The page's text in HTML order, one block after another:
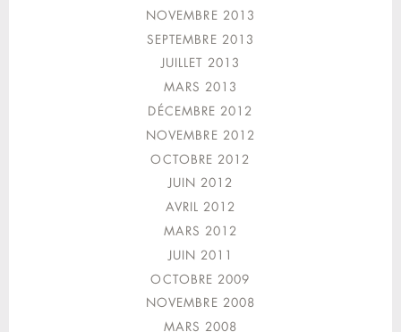
NOVEMBRE 2013
SEPTEMBRE 2013
JUILLET 2013
MARS 2013
DÉCEMBRE 2012
NOVEMBRE 2012
OCTOBRE 2012
JUIN 2012
AVRIL 2012
MARS 2012
JUIN 2011
OCTOBRE 2009
NOVEMBRE 2008
MARS 2008